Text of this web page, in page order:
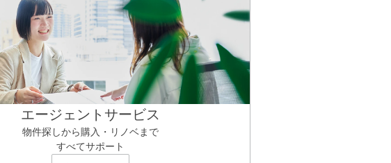
エージェントサービス
物件探しから購入・リノベまで
すべてサポート